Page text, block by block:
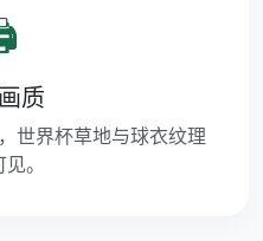
质
世界杯草地与球衣纹理
。